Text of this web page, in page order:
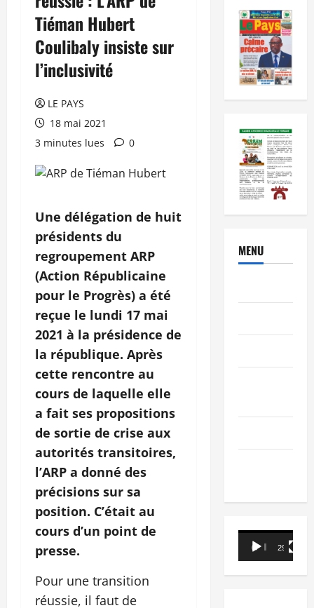
Tiéman Hubert
Coulibaly insiste sur
l’inclusivité
LE PAYS
18 mai 2021
3 minutes lues
0
Une délégation de huit
présidents du
regroupement ARP
(Action Républicaine
pour le Progrès) a été
reçue le lundi 17 mai
2021 à la présidence de
la république. Après
cette rencontre au
cours de laquelle elle
a fait ses propositions
de sortie de crise aux
autorités transitoires,
l’ARP a donné des
précisions sur sa
position. C’était au
cours d’un point de
presse.
Pour une transition
réussie, il faut de
MENU
Lecteur
vidéo
00:00 29:21